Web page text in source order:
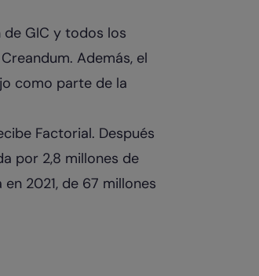
GIC y todos los
Además, el
como parte de la
Factorial. Después
por 2,8 millones de
2021, de 67 millones